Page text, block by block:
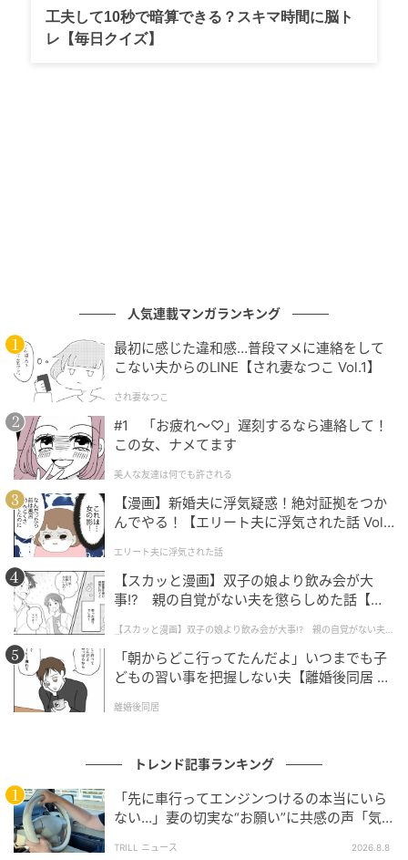
選手が冷静にゴール右へ決めて3点目！
いプレーに対しては、本田氏から「これでなんでファ
ールちゃうねん」と熱い怒りの声も上がりました。
上田綺世が2点目 アディショナルタイムには
「どこまで走んの、佐野さん」
日本の勢いは最後まで止まりません。後半38分、佐野
海舟選手が右サイドからクロスを上げると、ファーサ
イドの上田選手が頭で合わせて4点目！上田選手はこの
試合2ゴール目となり、圧倒的な存在感を見せつけまし
た。
試合最終盤、後半アディショナルタイムになってもタ
フに走り続ける佐野選手に対し、本田氏は「どこまで
走んの、佐野さん」とその豊富な運動量に驚きと称賛
の声を漏らします。試合はそのまま4-0でタイムアップ
を迎え、日本が見事な完勝を果たしました。
たアナウンス力で、本田氏の自由なパスを絶妙にコン
トロール。最後まで見事なハンドリングで熱戦を届け
ました。
工夫して10秒で暗算できる？スキマ時間に脳ト
レ【毎日クイズ】
人気連載マンガランキング
最初に感じた違和感…普段マメに連絡をして
こない夫からのLINE【され妻なつこ Vol.1】
され妻なつこ
#1 「お疲れ〜♡」遅刻するなら連絡して！
この女、ナメてます
美人な友達は何でも許される
【漫画】新婚夫に浮気疑惑！絶対証拠をつか
んでやる！【エリート夫に浮気された話 Vol.
エリート夫に浮気された話
【スカッと漫画】双子の娘より飲み会が大
事!? 親の自覚がない夫を懲らしめた話【第1
【スカッと漫画】双子の娘より飲み会が大事!? 親の自覚がない夫を
懲らしめた話
「朝からどこ行ってたんだよ」いつまでも子
どもの習い事を把握しない夫【離婚後同居 Vo
離婚後同居
トレンド記事ランキング
「先に車行ってエンジンつけるの本当にいら
ない…」妻の切実な“お願い”に共感の声「気
TRILL ニュース 2026.8.8